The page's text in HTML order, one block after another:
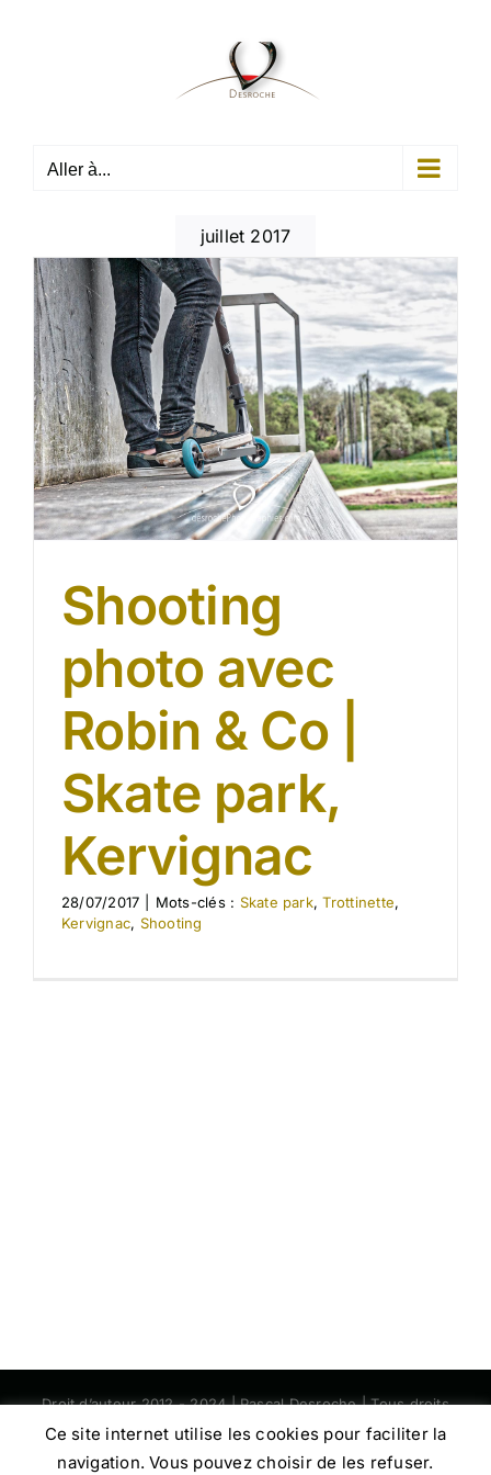
Aller à...
juillet 2017
Shooting
photo avec
Robin & Co |
Skate park,
Kervignac
28/07/2017 Mots-clés : Skate park,Trottinette,
Kervignac, Shooting
Droit d’auteur 2012 - 2024 | Pascal Desroche | Tous droits
réservés | RCS Lorient 392006417
Ce site internet utilise les cookies pour faciliter la
navigation. Vous pouvez choisir de les refuser.